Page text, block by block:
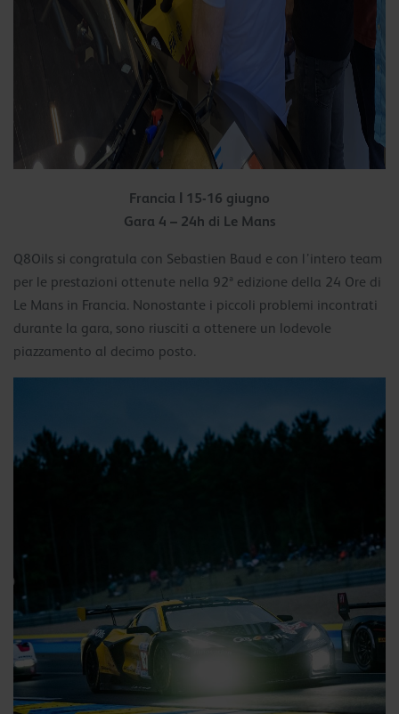
Francia Ι 15-16 giugno
Gara 4 – 24h di Le Mans
Q8Oils si congratula con Sebastien Baud e con l’intero team
per le prestazioni ottenute nella 92ª edizione della 24 Ore di
Le Mans in Francia. Nonostante i piccoli problemi incontrati
durante la gara, sono riusciti a ottenere un lodevole
piazzamento al decimo posto.